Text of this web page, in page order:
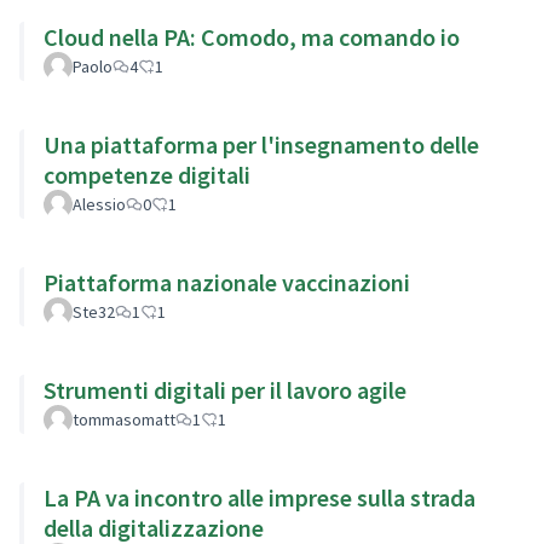
Cloud nella PA: Comodo, ma comando io
Paolo 4 1
Una piattaforma per l'insegnamento delle
competenze digitali
Alessio 0 1
Piattaforma nazionale vaccinazioni
Ste32 1 1
Strumenti digitali per il lavoro agile
tommasomatt 1 1
La PA va incontro alle imprese sulla strada
della digitalizzazione